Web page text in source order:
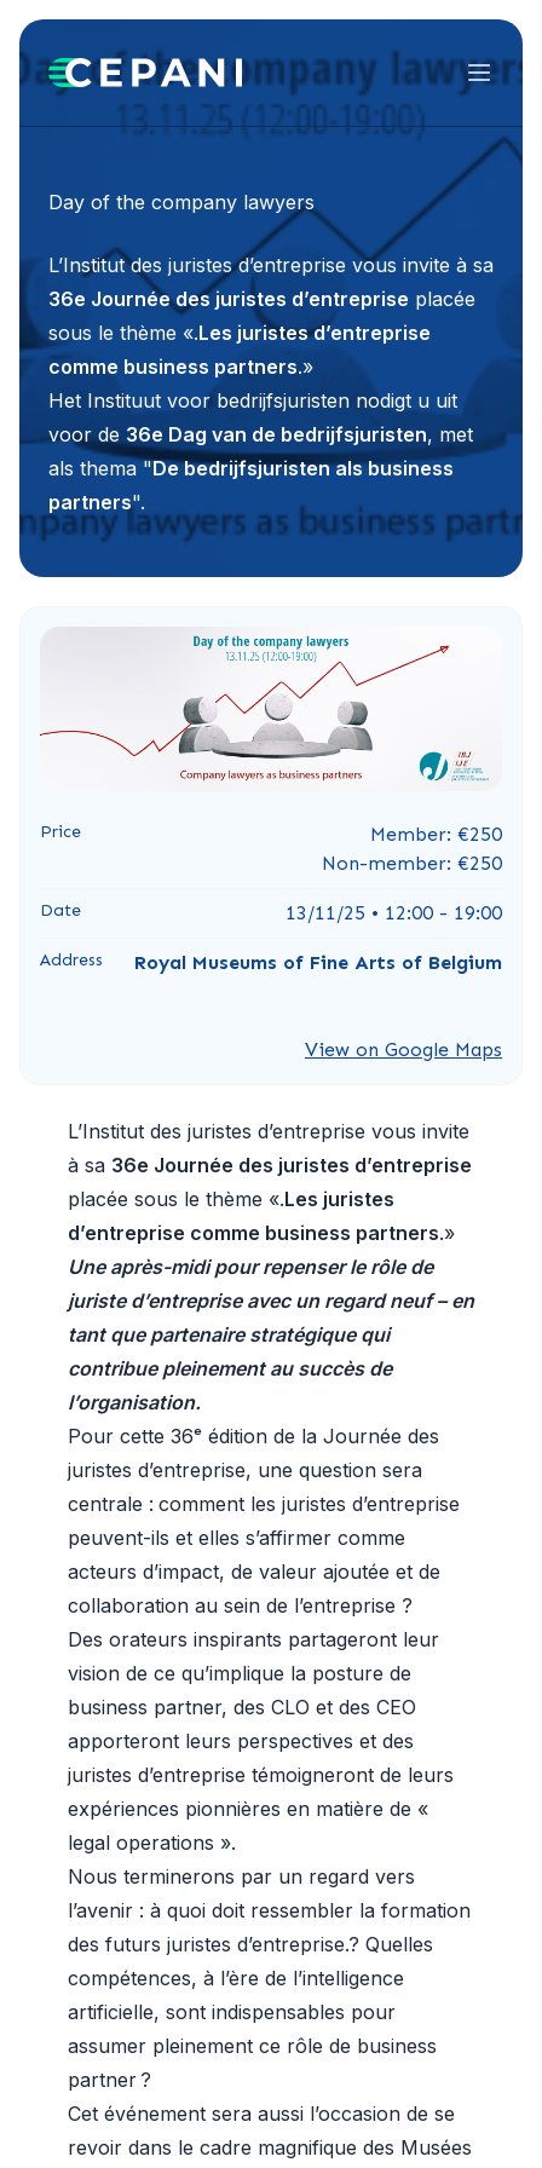
Day of the company lawyers
L’Institut des juristes d’entreprise vous invite à sa
36e Journée des juristes d’entreprise placée
sous le thème «.Les juristes d’entreprise
comme business partners.»
Het Instituut voor bedrijfsjuristen nodigt u uit
voor de 36e Dag van de bedrijfsjuristen, met
als thema "De bedrijfsjuristen als business
partners​".
Price
Member: €250
Non-member: €250
Date 13/11/25 • 12:00 - 19:00
Address Royal Museums of Fine Arts of Belgium
View on Google Maps
L’Institut des juristes d’entreprise vous invite
à sa 36e Journée des juristes d’entreprise
placée sous le thème «.Les juristes
d’entreprise comme business partners.»
Une après-midi pour repenser le rôle de
juriste d’entreprise avec un regard neuf – en
tant que partenaire stratégique qui
contribue pleinement au succès de
l’organisation.
Pour cette 36ᵉ édition de la Journée des
juristes d’entreprise, une question sera
centrale : comment les juristes d’entreprise
peuvent-ils et elles s’affirmer comme
acteurs d’impact, de valeur ajoutée et de
collaboration au sein de l’entreprise ?
Des orateurs inspirants partageront leur
vision de ce qu’implique la posture de
business partner, des CLO et des CEO
apporteront leurs perspectives et des
juristes d’entreprise témoigneront de leurs
expériences pionnières en matière de «
legal operations ».
Nous terminerons par un regard vers
l’avenir : à quoi doit ressembler la formation
des futurs juristes d’entreprise.? Quelles
compétences, à l’ère de l’intelligence
artificielle, sont indispensables pour
assumer pleinement ce rôle de business
partner ?
Cet événement sera aussi l’occasion de se
revoir dans le cadre magnifique des Musées